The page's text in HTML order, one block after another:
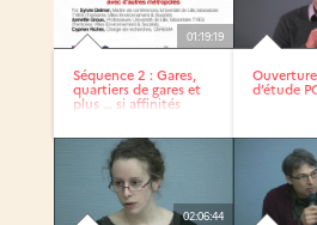
01:19:19
Séquence 2 : Gares,
quartiers de gares et
plus … si affinités
d’étude
02:06:44